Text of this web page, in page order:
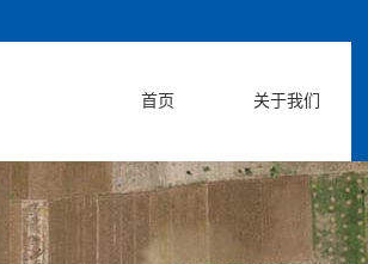
首页 关于我们